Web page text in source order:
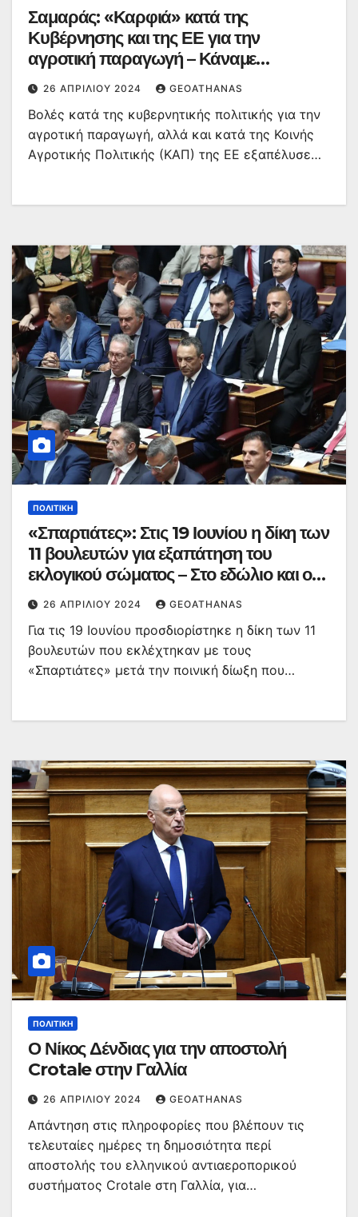
Σαμαράς: «Καρφιά» κατά της
Κυβέρνησης και της ΕΕ για την
αγροτική παραγωγή – Κάναμε
συμμέτοχο στο… πιάτο μας την Τουρκία
26 ΑΠΡΙΛΊΟΥ 2024 GEOATHANAS
Βολές κατά της κυβερνητικής πολιτικής για την
αγροτική παραγωγή, αλλά και κατά της Κοινής
Αγροτικής Πολιτικής (ΚΑΠ) της ΕΕ εξαπέλυσε…
ΠΟΛΙΤΙΚΉ
«Σπαρτιάτες»: Στις 19 Ιουνίου η δίκη των
11 βουλευτών για εξαπάτηση του
εκλογικού σώματος – Στο εδώλιο και ο
Κασιδιάρης
26 ΑΠΡΙΛΊΟΥ 2024 GEOATHANAS
Για τις 19 Ιουνίου προσδιορίστηκε η δίκη των 11
βουλευτών που εκλέχτηκαν με τους
«Σπαρτιάτες» μετά την ποινική δίωξη που…
ΠΟΛΙΤΙΚΉ
Ο Νίκος Δένδιας για την αποστολή
Crotale στην Γαλλία
26 ΑΠΡΙΛΊΟΥ 2024 GEOATHANAS
Απάντηση στις πληροφορίες που βλέπουν τις
τελευταίες ημέρες τη δημοσιότητα περί
αποστολής του ελληνικού αντιαεροπορικού
συστήματος Crotale στη Γαλλία, για…